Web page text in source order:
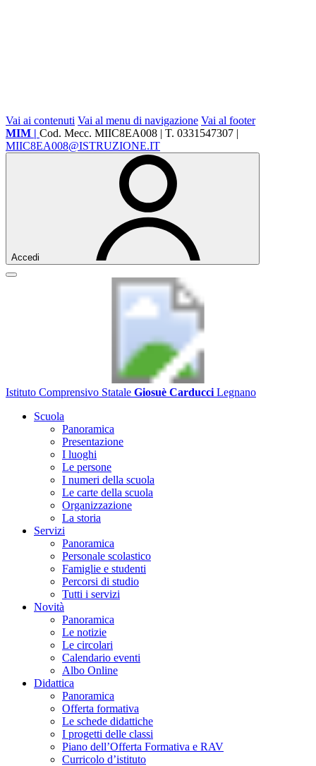
Vai ai contenuti Vai al menu di navigazione Vai al footer
MIM | Cod. Mecc. MIIC8EA008 | T. 0331547307 |
MIIC8EA008@ISTRUZIONE.IT
Accedi
Istituto Comprensivo Statale Giosuè Carducci Legnano
Scuola
Panoramica
Presentazione
I luoghi
Le persone
I numeri della scuola
Le carte della scuola
Organizzazione
La storia
Servizi
Panoramica
Personale scolastico
Famiglie e studenti
Percorsi di studio
Tutti i servizi
Novità
Panoramica
Le notizie
Le circolari
Calendario eventi
Albo Online
Didattica
Panoramica
Offerta formativa
Le schede didattiche
I progetti delle classi
Piano dell’Offerta Formativa e RAV
Curricolo d’istituto